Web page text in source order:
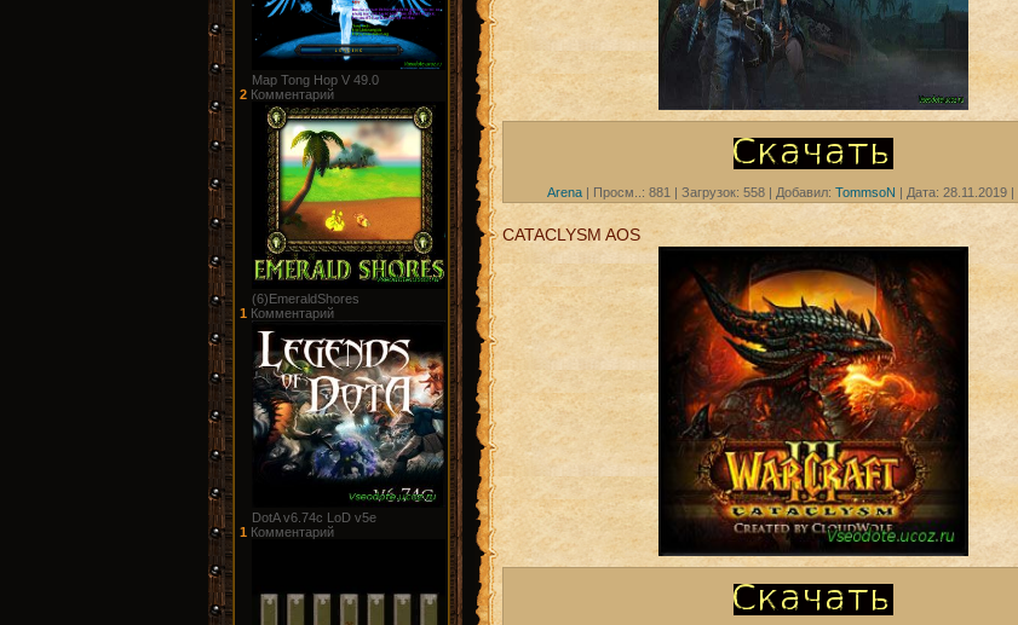
Map Tong Hop V 49.0
2 Комментарий
(6)EmeraldShores
1 Комментарий
DotA v6.74c LoD v5e
1 Комментарий
Arena | Просм..: 881 | Загрузок: 558 | Добавил: TommsoN | Дата: 28.11.2019 |
CATACLYSM AOS